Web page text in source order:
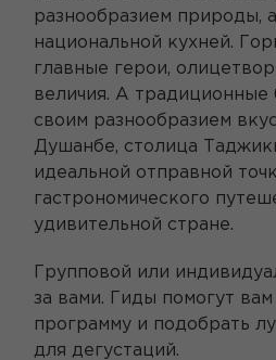
разнообразием природы,
национальной кухней.
главные герои,
величия. А
своим разнообразием
Душанбе, столица
идеальной отправной
гастрономического
удивительной стране.
Групповой или
за вами. Гиды помогут
программу и подобрать
для дегустаций.